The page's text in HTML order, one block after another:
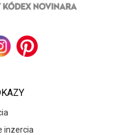
inzercia